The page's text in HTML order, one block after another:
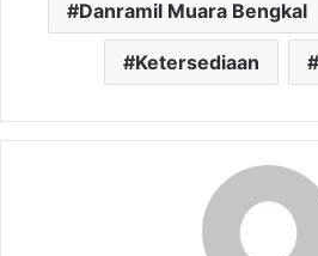
Danramil Muara Bengkal
Ketersediaan